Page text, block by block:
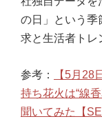
の日」という季
求と生活者トレ
参考：
【5月28
持ち花火は“線
聞いてみた【